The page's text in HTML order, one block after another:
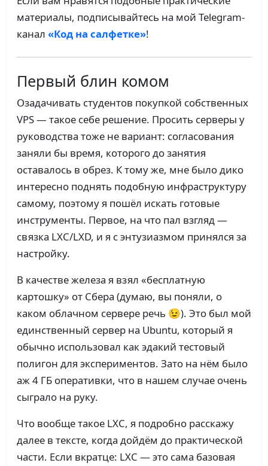
материалы, подписывайтесь на мой Telegram-
канал «Код на салфетке»!
Первый блин комом
Озадачивать студентов покупкой собственных
VPS — такое себе решение. Просить серверы у
руководства тоже не вариант: согласования
заняли бы время, которого до занятия
оставалось в обрез. К тому же, мне было дико
интересно поднять подобную инфраструктуру
самому, поэтому я пошёл искать готовые
инструменты. Первое, на что пал взгляд —
связка LXC/LXD, и я с энтузиазмом принялся за
настройку.
В качестве железа я взял «бесплатную
картошку» от Сбера (думаю, вы поняли, о
каком облачном сервере речь 😉). Это был мой
единственный сервер на Ubuntu, который я
обычно использовал как эдакий тестовый
полигон для экспериментов. Зато на нём было
аж 4 ГБ оперативки, что в нашем случае очень
сыграло на руку.
Что вообще такое LXC, я подробно расскажу
далее в тексте, когда дойдём до практической
части. Если вкратце: LXC — это сама базовая